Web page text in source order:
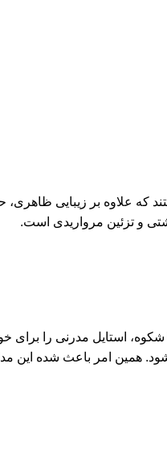
که علاوه بر زیبایی ظاهری،
و تزئین مرواریدی است.
شکوه، استایل مدرنی را برای
همین امر باعث شده این